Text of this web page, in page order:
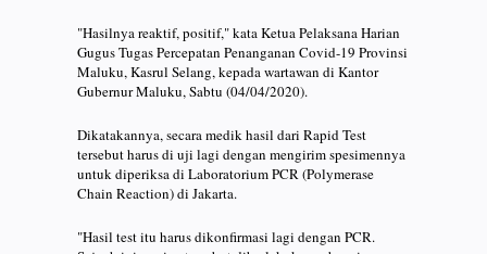
"Hasilnya reaktif, positif," kata Ketua Pelaksana Harian
Gugus Tugas Percepatan Penanganan Covid-19 Provinsi
Maluku, Kasrul Selang, kepada wartawan di Kantor
Gubernur Maluku, Sabtu (04/04/2020).
Dikatakannya, secara medik hasil dari Rapid Test
tersebut harus di uji lagi dengan mengirim spesimennya
untuk diperiksa di Laboratorium PCR (Polymerase
Chain Reaction) di Jakarta.
"Hasil test itu harus dikonfirmasi lagi dengan PCR.